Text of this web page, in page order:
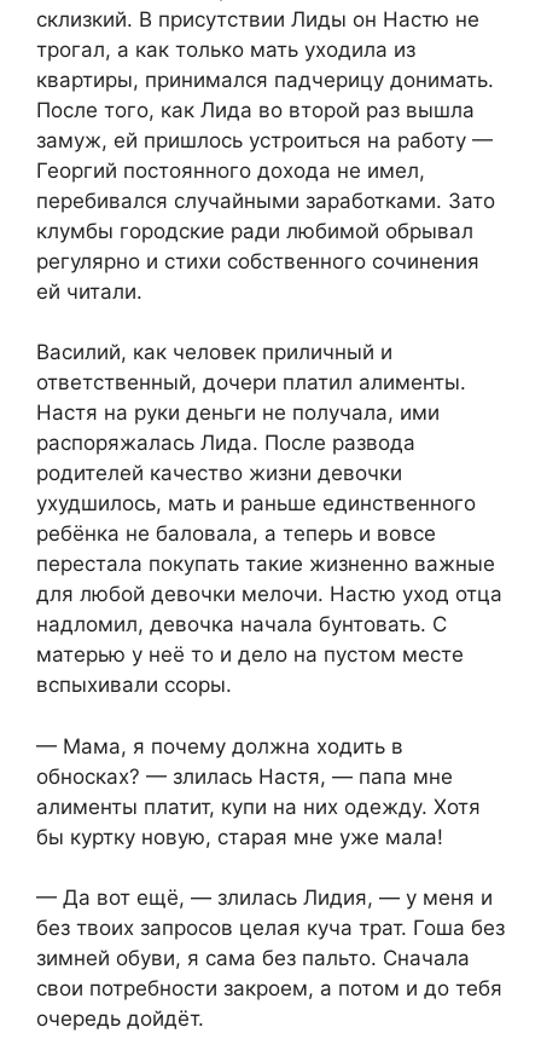
склизкий. В присутствии Лиды он Настю не
трогал, а как только мать уходила из
квартиры, принимался падчерицу донимать.
После того, как Лида во второй раз вышла
замуж, ей пришлось устроиться на работу —
Георгий постоянного дохода не имел,
перебивался случайными заработками. Зато
клумбы городские ради любимой обрывал
регулярно и стихи собственного сочинения
ей читали.​
​Василий, как человек приличный и
ответственный, дочери платил алименты.
Настя на руки деньги не получала, ими
распоряжалась Лида. После развода
родителей качество жизни девочки
ухудшилось, мать и раньше единственного
ребёнка не баловала, а теперь и вовсе
перестала покупать такие жизненно важные
для любой девочки мелочи. Настю уход отца
надломил, девочка начала бунтовать. С
матерью у неё то и дело на пустом месте
вспыхивали ссоры.​
​— Мама, я почему должна ходить в
обносках? — злилась Настя, — папа мне
алименты платит, купи на них одежду. Хотя
бы куртку новую, старая мне уже мала!​
​— Да вот ещё, — злилась Лидия, — у меня и
без твоих запросов целая куча трат. Гоша без
зимней обуви, я сама без пальто. Сначала
свои потребности закроем, а потом и до тебя
очередь дойдёт.​